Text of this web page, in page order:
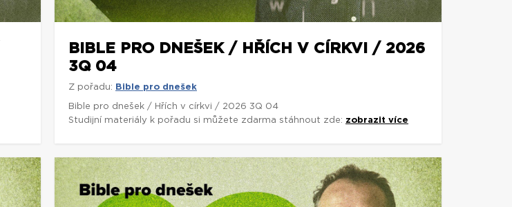
BIBLE PRO DNEŠEK / HŘÍCH V CÍRKVI / 2026
3Q 04
Z pořadu: Bible pro dnešek
Bible pro dnešek / Hřích v církvi / 2026 3Q 04
Studijní materiály k pořadu si můžete zdarma stáhnout zde: zobrazit více